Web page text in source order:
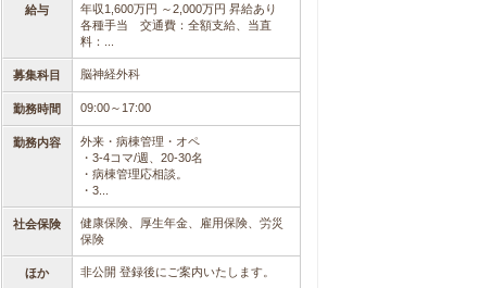
給与
年収1,600万円 ～2,000万円 昇給あり
各種手当 交通費：全額支給、当直
料：...
募集科目 脳神経外科
勤務時間 09:00～17:00
勤務内容
外来・病棟管理・オペ
・3-4コマ/週、20-30名
・病棟管理応相談。
・3...
社会保険
健康保険、厚生年金、雇用保険、労災
保険
ほか 非公開 登録後にご案内いたします。